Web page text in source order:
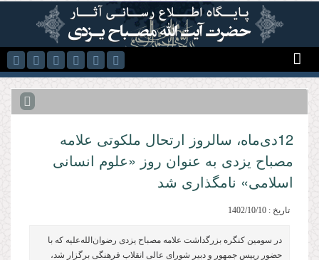
رفتن به محتوای اصلی
12دی‌ماه، سالروز ارتحال ملكوتی علامه
مصباح یزدی به عنوان روز «علوم انسانی
اسلامی» نامگذاری شد
تاریخ : 1402/10/10
در سومین کنگره بزرگداشت علامه مصباح یزدی رضوان‌الله‌علیه كه با
حضور رییس جمهور و دبیر شورای عالی انقلاب فرهنگی برگزار شد،